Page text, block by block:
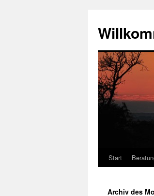
springen
Start
Archiv des